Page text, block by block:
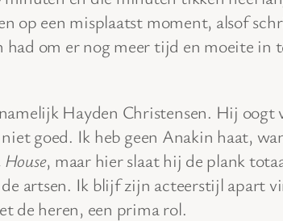
op een misplaatst moment, alsof
had om er nog meer tijd en moeite in
Hayden Christensen. Hij oogt
goed. Ik heb geen Anakin haat,
, maar hier slaat hij de plank
artsen. Ik blijf zijn acteerstijl apart
de heren, een prima rol.